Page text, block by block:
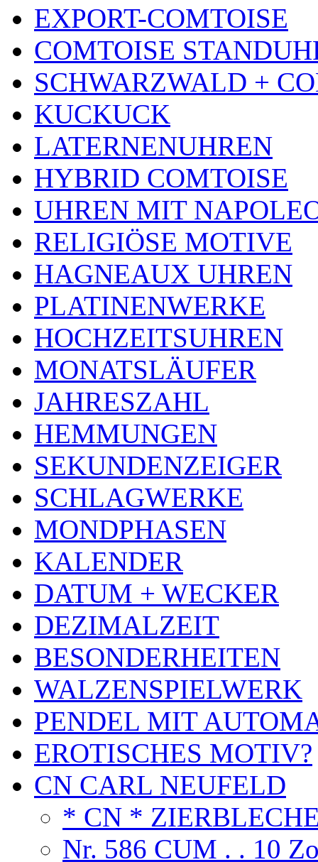
EXPORT-COMTOISE
COMTOISE
SCHWARZWALD +
KUCKUCK
LATERNENUHREN
HYBRID COMTOISE
UHREN MIT
RELIGIÖSE MOTIVE
HAGNEAUX UHREN
PLATINENWERKE
HOCHZEITSUHREN
MONATSLÄUFER
JAHRESZAHL
HEMMUNGEN
SEKUNDENZEIGER
SCHLAGWERKE
MONDPHASEN
KALENDER
DATUM + WECKER
DEZIMALZEIT
BESONDERHEITEN
WALZENSPIELWERK
PENDEL MIT
EROTISCHES MOTIV?
CN CARL NEUFELD
* CN *
Nr. 586 CUM . . 10